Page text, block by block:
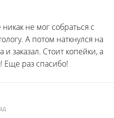
не мог собраться с
А потом наткнулся на
заказал. Стоит копейки, а
Еще раз спасибо!